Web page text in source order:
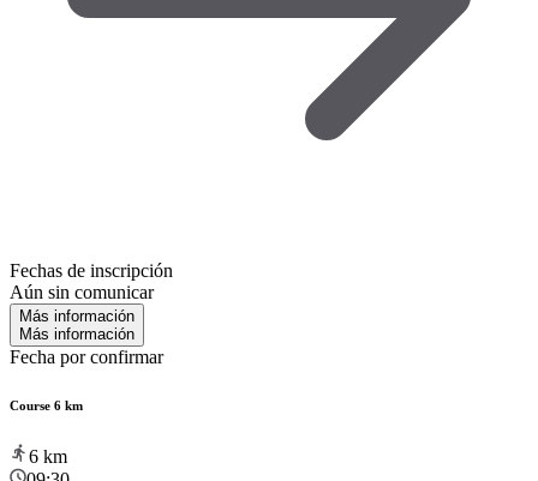
Fechas de inscripción
Aún sin comunicar
Más información
Más información
Fecha por confirmar
Course 6 km
6 km